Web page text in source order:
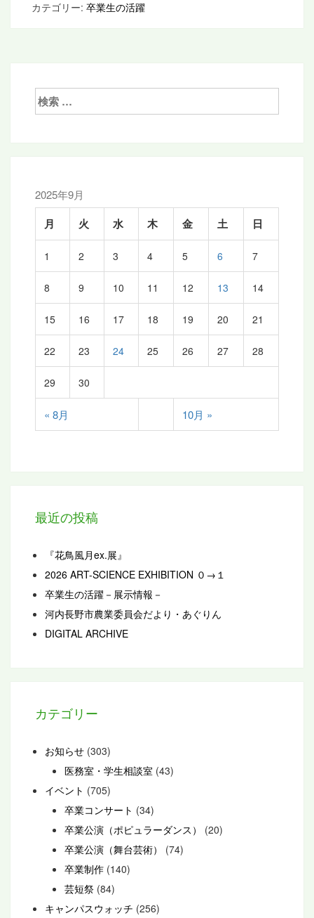
カテゴリー: 卒業生の活躍
検
索:
2025年9月
月 火 水 木 金 土 日
« 8月 10月 »
1 2 3 4 5 6 7
8 9 10 11 12 13 14
15 16 17 18 19 20 21
22 23 24 25 26 27 28
29 30
最近の投稿
『花鳥風月ex.展』
2026 ART-SCIENCE EXHIBITION ０→１
卒業生の活躍－展示情報－
河内長野市農業委員会だより・あぐりん
DIGITAL ARCHIVE
カテゴリー
お知らせ (303)
医務室・学生相談室 (43)
イベント (705)
卒業コンサート (34)
卒業公演（ポピュラーダンス）
(20)
卒業公演（舞台芸術）
(74)
卒業制作 (140)
芸短祭 (84)
キャンパスウォッチ (256)